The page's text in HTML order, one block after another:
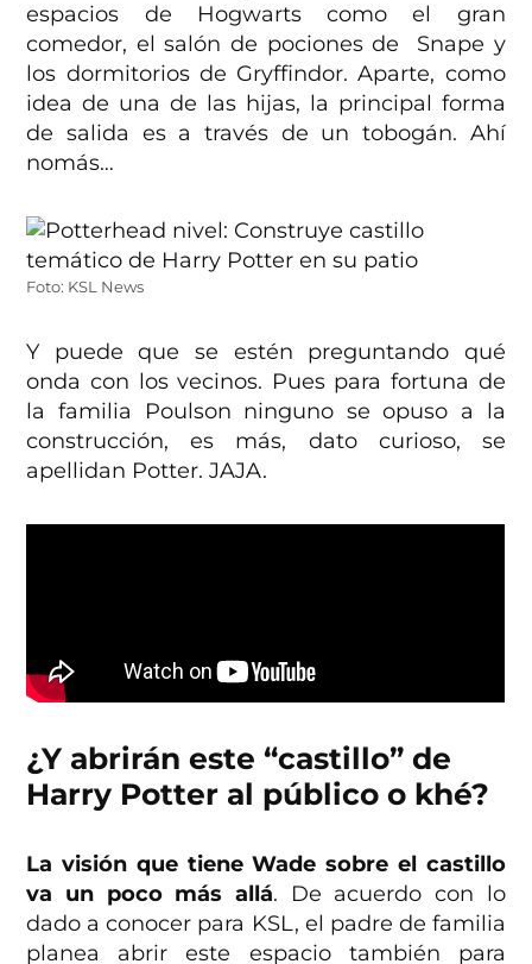
espacios de Hogwarts como el gran
comedor, el salón de pociones de Snape y
los dormitorios de Gryffindor. Aparte, como
idea de una de las hijas, la principal forma
de salida es a través de un tobogán. Ahí
nomás…
Foto: KSL News
Y puede que se estén preguntando qué
onda con los vecinos. Pues para fortuna de
la familia Poulson ninguno se opuso a la
construcción, es más, dato curioso, se
apellidan Potter. JAJA.
¿Y abrirán este “castillo” de
Harry Potter al público o khé?
La visión que tiene Wade sobre el castillo
va un poco más allá. De acuerdo con lo
dado a conocer para KSL, el padre de familia
planea abrir este espacio también para